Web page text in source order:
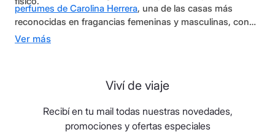
perfumes de Carolina Herrera, una de las casas más
reconocidas en fragancias femeninas y masculinas, con
íconos como Good Girl y 212 VIP. Y dentro del segmento
Ver más
Viví de viaje
Recibí en tu mail todas nuestras novedades,
promociones y ofertas especiales